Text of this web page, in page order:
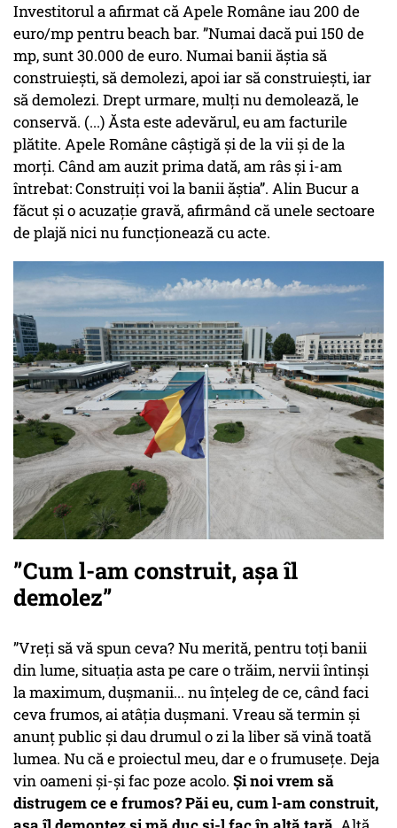
Investitorul a afirmat că Apele Române iau 200 de
euro/mp pentru beach bar. ”Numai dacă pui 150 de
mp, sunt 30.000 de euro. Numai banii ăștia să
construiești, să demolezi, apoi iar să construiești, iar
să demolezi. Drept urmare, mulți nu demolează, le
conservă. (...) Ăsta este adevărul, eu am facturile
plătite. Apele Române câștigă și de la vii și de la
morți. Când am auzit prima dată, am râs și i-am
întrebat: Construiți voi la banii ăștia”. Alin Bucur a
făcut și o acuzație gravă, afirmând că unele sectoare
de plajă nici nu funcționează cu acte.
”Cum l-am construit, așa îl
demolez”
”Vreți să vă spun ceva? Nu merită, pentru toți banii
din lume, situația asta pe care o trăim, nervii întinși
la maximum, dușmanii... nu înțeleg de ce, când faci
ceva frumos, ai atâția dușmani. Vreau să termin și
anunț public și dau drumul o zi la liber să vină toată
lumea. Nu că e proiectul meu, dar e o frumusețe. Deja
vin oameni și-și fac poze acolo. Și noi vrem să
distrugem ce e frumos? Păi eu, cum l-am construit,